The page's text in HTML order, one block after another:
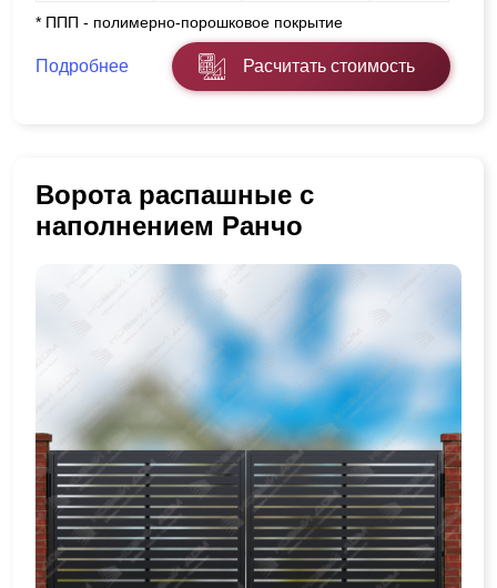
* ППП - полимерно-порошковое покрытие
Подробнее Расчитать стоимость
Ворота распашные с
наполнением Ранчо